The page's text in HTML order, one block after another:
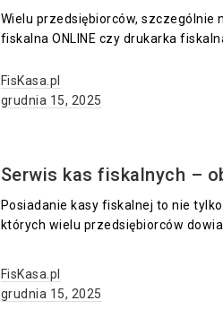
Wielu przedsiębiorców,
fiskalna ONLINE czy drukarka fiskalna
FisKasa.pl
grudnia 15, 2025
Serwis kas fiskalnych –
Posiadanie kasy fiskalnej to nie
których wielu przedsiębiorców
FisKasa.pl
grudnia 15, 2025